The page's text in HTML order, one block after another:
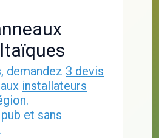
demandez 3 devis
aux installateurs
et sans